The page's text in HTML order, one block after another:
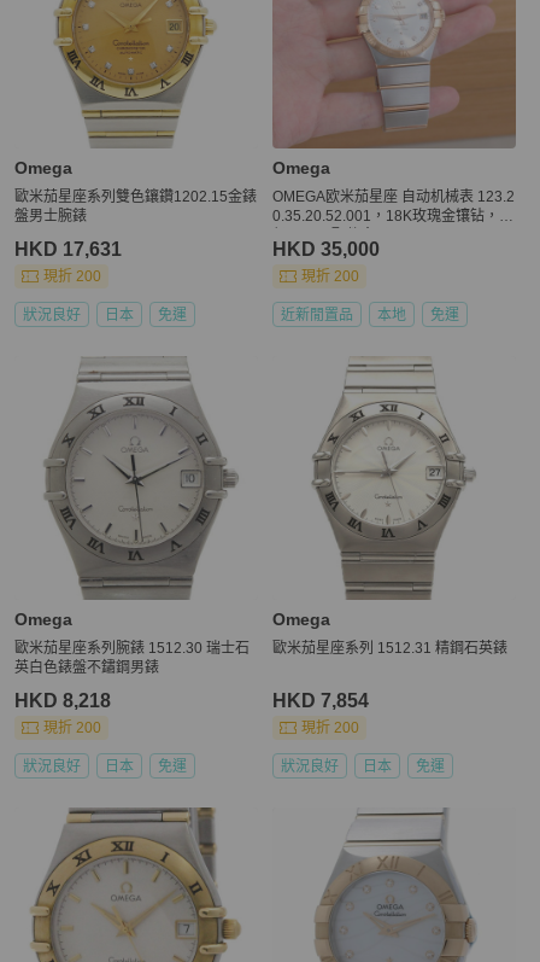
Omega
歐米茄星座系列雙色鑲鑽1202.15金錶
盤男士腕錶
HKD 17,631
現折 200
狀況良好 日本 免運
Omega
OMEGA欧米茄星座 自动机械表 123.2
0.35.20.52.001，18K玫瑰金镶钻，表
HKD 35,000
現折 200
近新閒置品 本地 免運
Omega
歐米茄星座系列腕錶 1512.30 瑞士石
英白色錶盤不鏽鋼男錶
HKD 8,218
現折 200
狀況良好 日本 免運
Omega
歐米茄星座系列 1512.31 精鋼石英錶
HKD 7,854
現折 200
狀況良好 日本 免運